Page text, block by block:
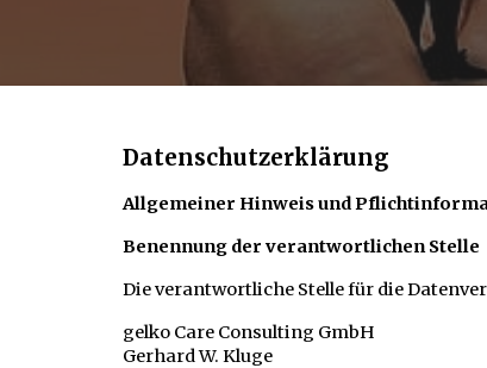
Datenschutzerklärung
Allgemeiner Hinweis und
Benennung der verantwortlichen Stelle
Die verantwortliche Stelle für die
gelko Care Consulting GmbH
Gerhard W. Kluge